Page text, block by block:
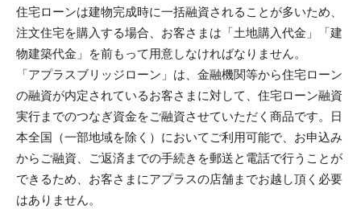
住宅ローンは建物完成時に一括融資されることが多いため、
注文住宅を購入する場合、お客さまは「土地購入代金」「建
物建築代金」を前もって用意しなければなりません。
「アプラスブリッジローン」は、金融機関等から住宅ローン
の融資が内定されているお客さまに対して、住宅ローン融資
実行までのつなぎ資金をご融資させていただく商品です。日
本全国（一部地域を除く）においてご利用可能で、お申込み
からご融資、ご返済までの手続きを郵送と電話で行うことが
できるため、お客さまにアプラスの店舗までお越し頂く必要
はありません。